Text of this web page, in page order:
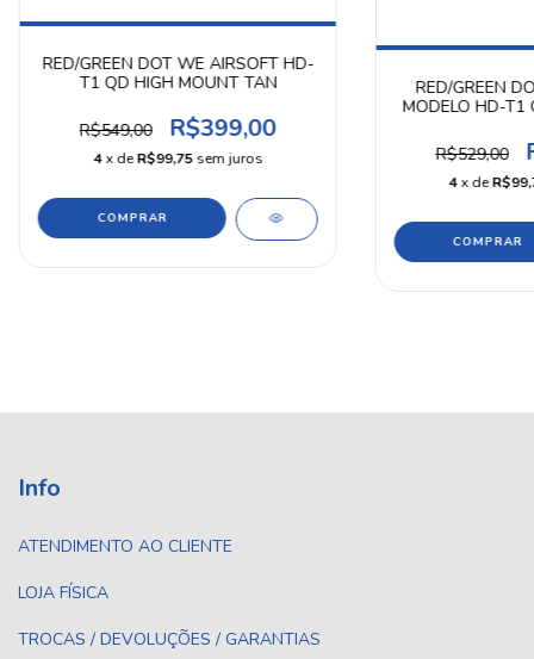
RED/GREEN DOT WE AIRSOFT HD-
T1 QD HIGH MOUNT TAN
R$549,00 R$399,00
4x deR$99,75 sem juros
RED/GREEN
MODELO HD-T1
R$529,00
4x de
Info
ATENDIMENTO AO CLIENTE
LOJA FÍSICA
TROCAS / DEVOLUÇÕES / GARANTIAS